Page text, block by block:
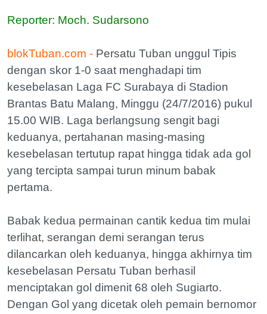
Reporter: Moch. Sudarsono
blokTuban.com - Persatu Tuban unggul Tipis
dengan skor 1-0 saat menghadapi tim
kesebelasan Laga FC Surabaya di Stadion
Brantas Batu Malang, Minggu (24/7/2016) pukul
15.00 WIB. Laga berlangsung sengit bagi
keduanya, pertahanan masing-masing
kesebelasan tertutup rapat hingga tidak ada gol
yang tercipta sampai turun minum babak
pertama.
Babak kedua permainan cantik kedua tim mulai
terlihat, serangan demi serangan terus
dilancarkan oleh keduanya, hingga akhirnya tim
kesebelasan Persatu Tuban berhasil
menciptakan gol dimenit 68 oleh Sugiarto.
Dengan Gol yang dicetak oleh pemain bernomor